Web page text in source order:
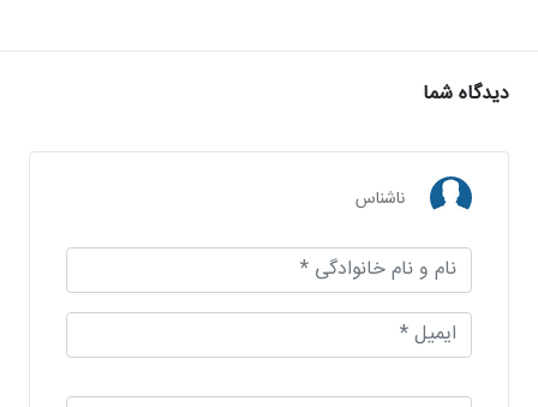
دیدگاه شما
ناشناس